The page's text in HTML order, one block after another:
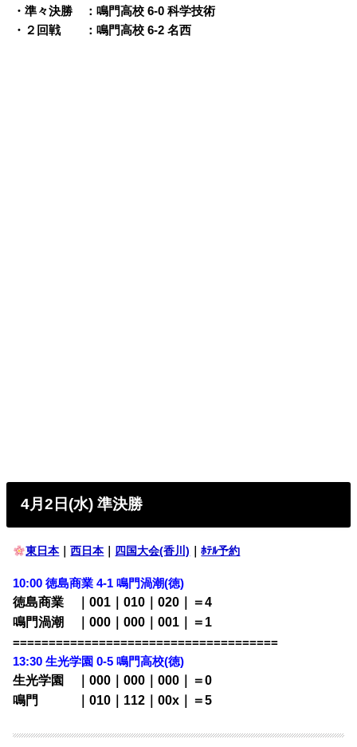
・準々決勝 ：鳴門高校 6-0 科学技術
・２回戦 ：鳴門高校 6-2 名西
4月2日(水) 準決勝
東日本｜西日本｜ 四国大会(香川) ｜ﾎﾃﾙ予約
10:00 徳島商業 4-1 鳴門渦潮(徳)
徳島商業 ｜001｜010｜020｜＝4
鳴門渦潮 ｜000｜000｜001｜＝1
=====================================
13:30 生光学園 0-5 鳴門高校(徳)
生光学園 ｜000｜000｜000｜＝0
鳴門 ｜010｜112｜00x｜＝5